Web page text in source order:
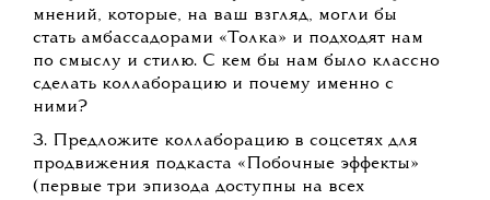
мнений, которые, на ваш взгляд, могли бы
стать амбассадорами «Толка» и подходят нам
по смыслу и стилю. С кем бы нам было классно
сделать коллаборацию и почему именно с
ними?
3. Предложите коллаборацию в соцсетях для
продвижения подкаста «Побочные эффекты»
(первые три эпизода доступны на всех